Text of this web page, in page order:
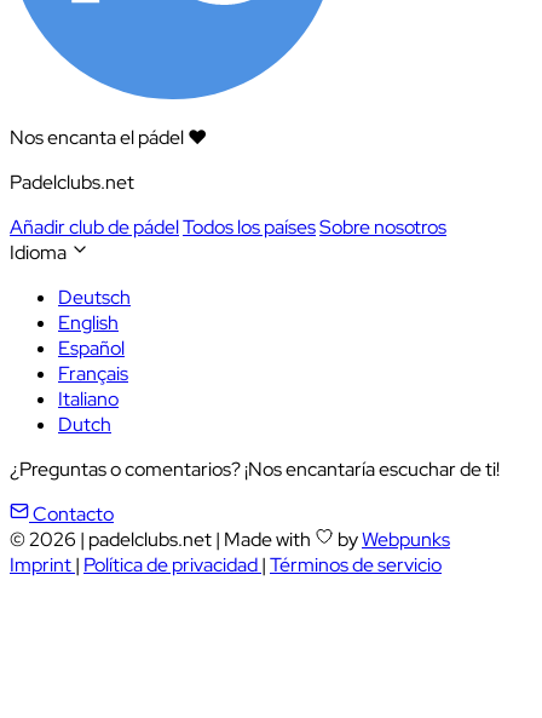
Nos encanta el pádel ❤️
Padelclubs.net
Añadir club de pádelTodos los paísesSobre nosotros
Idioma
Deutsch
English
Español
Français
Italiano
Dutch
¿Preguntas o comentarios? ¡Nos encantaría escuchar de ti!
Contacto
© 2026 | padelclubs.net| Made with byWebpunks
Imprint| Política de privacidad|Términos de servicio